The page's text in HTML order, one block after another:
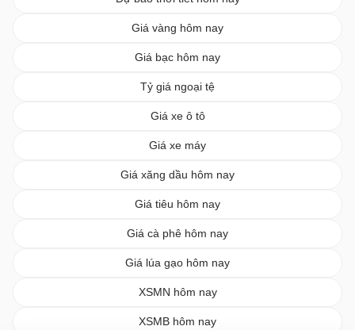
Giá vàng hôm nay
Giá bạc hôm nay
Tỷ giá ngoại tệ
Giá xe ô tô
Giá xe máy
Giá xăng dầu hôm nay
Giá tiêu hôm nay
Giá cà phê hôm nay
Giá lúa gạo hôm nay
XSMN hôm nay
XSMB hôm nay